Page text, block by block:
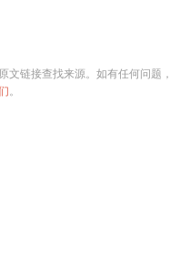
文链接查找来源。如有任何问题，